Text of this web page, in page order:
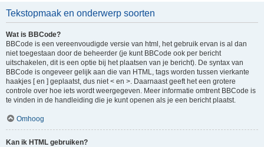
Tekstopmaak en onderwerp soorten
Wat is BBCode?
BBCode is een vereenvoudigde versie van html, het gebruik ervan is al dan
niet toegestaan door de beheerder (je kunt BBCode ook per bericht
uitschakelen, dit is een optie bij het plaatsen van je bericht). De syntax van
BBCode is ongeveer gelijk aan die van HTML, tags worden tussen vierkante
haakjes [ en ] geplaatst, dus niet < en >. Daarnaast geeft het een grotere
controle over hoe iets wordt weergegeven. Meer informatie omtrent BBCode is
te vinden in de handleiding die je kunt openen als je een bericht plaatst.
Omhoog
Kan ik HTML gebruiken?